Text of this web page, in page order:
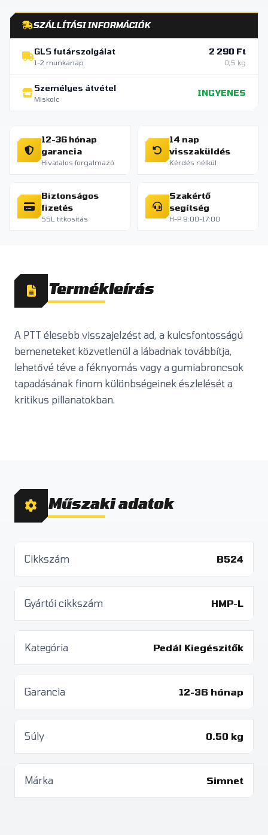
SZÁLLÍTÁSI INFORMÁCIÓK
GLS futárszolgálat
1-2 munkanap
2 290 Ft
0,5 kg
Személyes átvétel
Miskolc
INGYENES
12-36 hónap
garancia
Hivatalos forgalmazó
14 nap
visszaküldés
Kérdés nélkül
Biztonságos
fizetés
SSL titkosítás
Szakértő
segítség
H-P 9:00-17:00
Termékleírás
A PTT élesebb visszajelzést ad, a kulcsfontosságú
bemeneteket közvetlenül a lábadnak továbbítja,
lehetővé téve a féknyomás vagy a gumiabroncsok
tapadásának finom különbségeinek észlelését a
kritikus pillanatokban.
Műszaki adatok
Cikkszám B524
Gyártói cikkszám HMP-L
Kategória Pedál Kiegészitők
Garancia 12-36 hónap
Súly 0.50 kg
Márka Simnet